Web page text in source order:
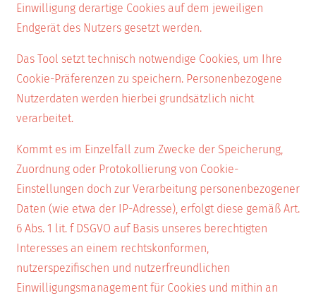
Einwilligung derartige Cookies auf dem jeweiligen
Endgerät des Nutzers gesetzt werden.
Das Tool setzt technisch notwendige Cookies, um Ihre
Cookie-Präferenzen zu speichern. Personenbezogene
Nutzerdaten werden hierbei grundsätzlich nicht
verarbeitet.
Kommt es im Einzelfall zum Zwecke der Speicherung,
Zuordnung oder Protokollierung von Cookie-
Einstellungen doch zur Verarbeitung personenbezogener
Daten (wie etwa der IP-Adresse), erfolgt diese gemäß Art.
6 Abs. 1 lit. f DSGVO auf Basis unseres berechtigten
Interesses an einem rechtskonformen,
nutzerspezifischen und nutzerfreundlichen
Einwilligungsmanagement für Cookies und mithin an